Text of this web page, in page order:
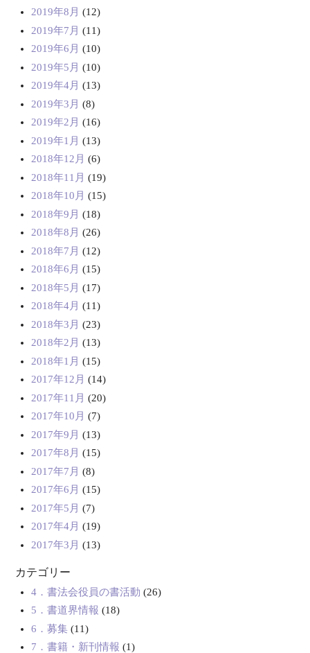
2019年8月 (12)
2019年7月 (11)
2019年6月 (10)
2019年5月 (10)
2019年4月 (13)
2019年3月 (8)
2019年2月 (16)
2019年1月 (13)
2018年12月 (6)
2018年11月 (19)
2018年10月 (15)
2018年9月 (18)
2018年8月 (26)
2018年7月 (12)
2018年6月 (15)
2018年5月 (17)
2018年4月 (11)
2018年3月 (23)
2018年2月 (13)
2018年1月 (15)
2017年12月 (14)
2017年11月 (20)
2017年10月 (7)
2017年9月 (13)
2017年8月 (15)
2017年7月 (8)
2017年6月 (15)
2017年5月 (7)
2017年4月 (19)
2017年3月 (13)
カテゴリー
4．書法会役員の書活動 (26)
5．書道界情報 (18)
6．募集(11)
7．書籍・新刊情報 (1)